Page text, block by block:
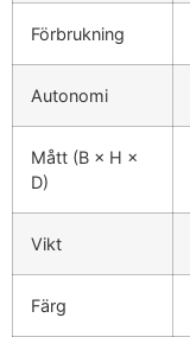
Förbrukning
Autonomi
Mått (B × H ×
D)
Vikt
Färg